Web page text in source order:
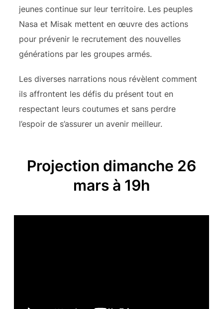
jeunes continue sur leur territoire. Les peuples
Nasa et Misak mettent en œuvre des actions
pour prévenir le recrutement des nouvelles
générations par les groupes armés.
Les diverses narrations nous révèlent comment
ils affrontent les défis du présent tout en
respectant leurs coutumes et sans perdre
l’espoir de s’assurer un avenir meilleur.
Projection dimanche 26
mars à 19h